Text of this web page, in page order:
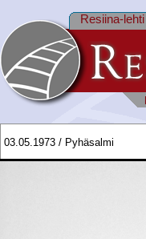
Resiina-lehti
03.05.1973 / Pyhäsalmi